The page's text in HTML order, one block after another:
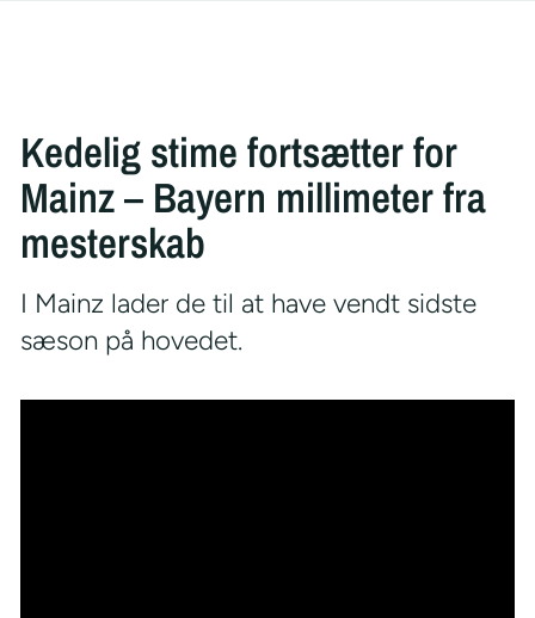
Kedelig stime fortsætter for
Mainz – Bayern millimeter fra
mesterskab
I Mainz lader de til at have vendt sidste
sæson på hovedet.